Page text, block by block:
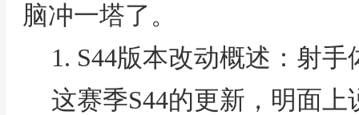
脑冲一塔了。
1. S44版本改动概述：射
这赛季S44的更新，明面